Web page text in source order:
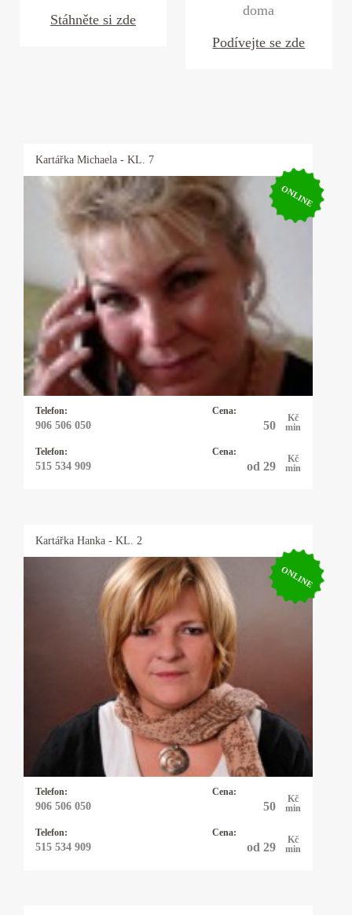
Stáhněte si zde
doma
Podívejte se zde
Kartářka Michaela - KL. 7
ONLINE
Telefon:
906 506 050
Cena:
50
Kč
min
Telefon:
515 534 909
Cena:
od 29
Kč
min
Kartářka Michaela
Pro své klienty je Michaela pojmem, neboť ví
ihned jádro problému a je velmi přesná, pokud
potřebujete rychlou, jasnou odpověď můžete
zvolit právě ji a budete překvapeni, co vše ví.
Kartářka Hanka - KL. 2
ONLINE
Telefon:
906 506 050
Cena:
50
Kč
min
Telefon:
515 534 909
Cena:
od 29
Kč
min
Kartářka Hanka
Profesionální výklad karet, autorské výklady,
rozbor osobnosti a partnerských vztahů podle
data narození. Pomůžu vám uvědomit si svůj
potenciál. Dodám vám sílu a odvahu, abyste
mohli čelit překážkám a výzvám ve svém
životě.